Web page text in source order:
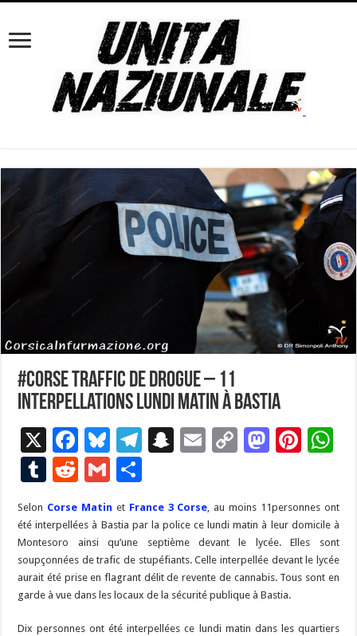
#Corse Traffic de drogue – 11
interpellations lundi matin à Bastia
X
F
ac
e
b
o
o
k
Bl
u
es
ky
T
gr
a
m
S
p
c
h
at
E
l
C
y
Li
n
k
M
d
o
n
Pi
es
t
p
p
T
m
bl
r
R
d
di
t
G
ai
l
ta
g
er
Selon Corse Matin et France 3 Corse, au moins 11personnes ont
été interpellées à Bastia par la police ce lundi matin à leur domicile à
Montesoro ainsi qu’une septième devant le lycée. Elles sont
soupçonnées de trafic de stupéfiants. Celle interpellée devant le lycée
aurait été prise en flagrant délit de revente de cannabis. Tous sont en
garde à vue dans les locaux de la sécurité publique à Bastia.
Dix personnes ont été interpellées ce lundi matin dans les quartiers